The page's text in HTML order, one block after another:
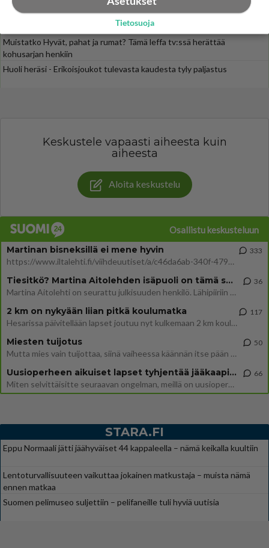
Luetuimmat: Aarne Pelkonen ja Noora Louhimo vihdoinkin yhdessä -
Muistatko Hyvät, pahat ja rumat? Tämä leffa tv:ssä herättää
kohusarjan henkiin
Huoli heräsi - Erikoisjoukot tulevasta kaudesta tyly paljastus
Keskustele vapaasti aiheesta kuin
aiheesta
Aloita keskustelu
Osallistu keskusteluun
Martinan bisneksillä ei mene hyvin
https://www.iltalehti.fi/viihdeuutiset/a/c46da6ab-340f-4790-aaa7-0865eed2336 Yrityksen konkurssihakemus on tullut kärä
333
Tiesitkö? Martina Aitolehden isäpuoli on tämä suosittu laulaja
Martina Aitolehti on seurattu julkisuuden henkilö. Lähipiiriin mahtuu muitakin tunnettuja henkilöitä. Tiesitkö, että Ma
36
2 km on nykyään liian pitkä koulumatka
Hesarissa päivitellään lapset joutuu nyt kulkemaan 2 km kouluun jösses. Ruostefillarilla tuo matka menee vaikka miten äk
117
Miesten tuijotus
Mutta mies vain tuijottaa, siinä vaiheessa käännän itse pään pois. Mikä juttu? Yleensä jos joku tuijottaa tai katsoo, hä
50
Uusioperheen aikuiset lapset tyhjentää jääkaapin käydessään
Miten selvittäisitte seuraavan ongelman, meillä on uusioperhe, minulla teini-ikäiset lapset ja puolisolla aikuiset, jotk
66
STARA.FI
Eppu Normaali jätti jäähyväiset 44 kappaleella – nämä keikalla kuultiin
Lentoturvallisuuteen vaikuttaa jokainen matkustaja – muista nämä
ennen matkaa
Suomen pelimuseo suljettiin – pelifaneille tuli hyviä uutisia
Tietosuoja